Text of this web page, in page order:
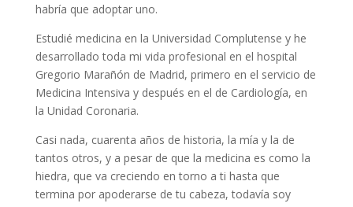
habría que adoptar uno.
Estudié medicina en la Universidad Complutense y he
desarrollado toda mi vida profesional en el hospital
Gregorio Marañón de Madrid, primero en el servicio de
Medicina Intensiva y después en el de Cardiología, en
la Unidad Coronaria.
Casi nada, cuarenta años de historia, la mía y la de
tantos otros, y a pesar de que la medicina es como la
hiedra, que va creciendo en torno a ti hasta que
termina por apoderarse de tu cabeza, todavía soy